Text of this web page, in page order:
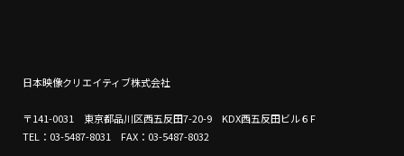
日本映像クリエイティブ株式会社
〒141-0031 東京都品川区西五反田7-20-9 KDX西五反田ビル６F
TEL：03-5487-8031 FAX：03-5487-8032